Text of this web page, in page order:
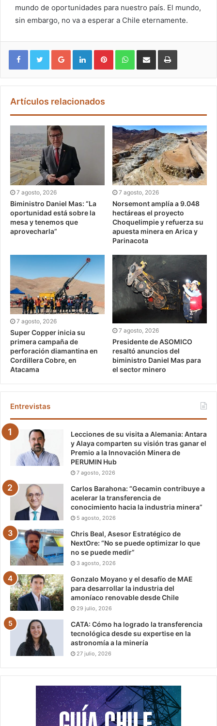
mundo de oportunidades para nuestro país. El mundo,
sin embargo, no va a esperar a Chile eternamente.
Google+ LinkedIn Pinterest WhatsApp
Artículos relacionados
7 agosto, 2026
Biministro Daniel Mas: “La
oportunidad está sobre la
mesa y tenemos que
aprovecharla”
7 agosto, 2026
Norsemont amplía a 9.048
hectáreas el proyecto
Choquelimpie y refuerza su
apuesta minera en Arica y
Parinacota
7 agosto, 2026
Super Copper inicia su
primera campaña de
perforación diamantina en
Cordillera Cobre, en
Atacama
7 agosto, 2026
Presidente de ASOMICO
resaltó anuncios del
biministro Daniel Mas para
el sector minero
Entrevistas
Lecciones de su visita a Alemania: Antara
y Alaya comparten su visión tras ganar el
Premio a la Innovación Minera de
PERUMIN Hub
7 agosto, 2026
Carlos Barahona: “Gecamin contribuye a
acelerar la transferencia de
conocimiento hacia la industria minera”
5 agosto, 2026
Chris Beal, Asesor Estratégico de
NextOre: “No se puede optimizar lo que
no se puede medir”
3 agosto, 2026
Gonzalo Moyano y el desafío de MAE
para desarrollar la industria del
amoníaco renovable desde Chile
29 julio, 2026
CATA: Cómo ha logrado la transferencia
tecnológica desde su expertise en la
astronomía a la minería
27 julio, 2026